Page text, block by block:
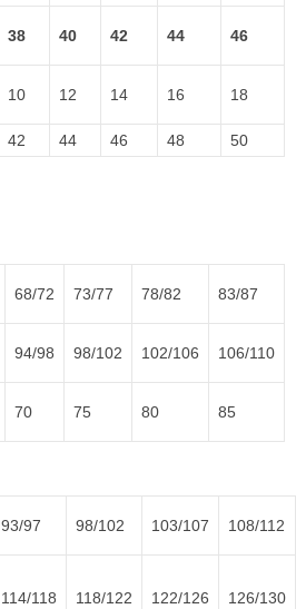
38 40 42 44 46
10 12 14 16 18
42 44 46 48
50
68/72 73/77 78/82 83/87
94/98 98/102 102/106 106/110
70 75 80 85
93/97 98/102 103/107 108/112
114/118 118/122 122/126 126/130